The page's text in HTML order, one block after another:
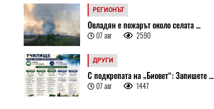
РЕГИОНЪТ
Овладян е пожарът около селата ...
07 авг 2590
ДРУГИ
С подкрепата на „Биовет“: Запишете ...
07 авг 1447